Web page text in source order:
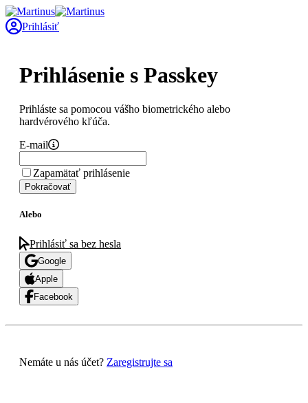
Prihlásiť
Prihlásenie s Passkey
Prihláste sa pomocou vášho biometrického alebo
hardvérového kľúča.
E-mail
Zapamätať prihlásenie
Pokračovať
Alebo
Prihlásiť sa bez hesla
Google
Apple
Facebook
Nemáte u nás účet? Zaregistrujte sa